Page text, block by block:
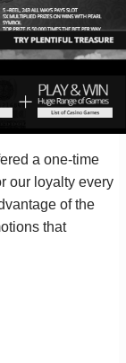
a one-time
our loyalty every
of the
that